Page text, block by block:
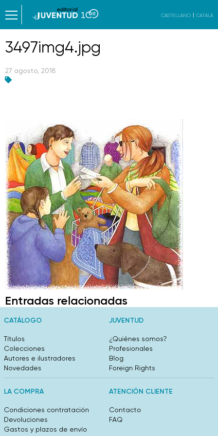
CASTELLANO CATALÀ
3497img4.jpg
27 agosto, 2018
Entradas relacionadas
CATÁLOGO
Títulos
Colecciones
Autores e ilustradores
Novedades
JUVENTUD
¿Quiénes somos?
Profesionales
Blog
Foreign Rights
LA COMPRA
Condiciones contratación
Devoluciones
Gastos y plazos de envío
ATENCIÓN CLIENTE
Contacto
FAQ